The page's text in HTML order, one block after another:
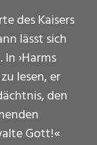
des Kaisers
lässt sich
›Harms
lesen, er
den
Gott!«